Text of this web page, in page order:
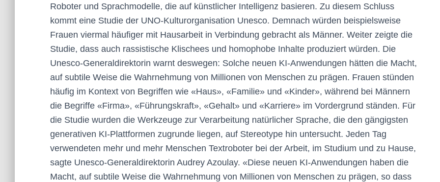
Roboter und Sprachmodelle, die auf künstlicher Intelligenz basieren. Zu diesem Schluss
kommt eine Studie der UNO-Kulturorganisation Unesco. Demnach würden beispielsweise
Frauen viermal häufiger mit Hausarbeit in Verbindung gebracht als Männer. Weiter zeigte die
Studie, dass auch rassistische Klischees und homophobe Inhalte produziert würden. Die
Unesco-Generaldirektorin warnt deswegen: Solche neuen KI-Anwendungen hätten die Macht,
auf subtile Weise die Wahrnehmung von Millionen von Menschen zu prägen. Frauen stünden
häufig im Kontext von Begriffen wie «Haus», «Familie» und «Kinder», während bei Männern
die Begriffe «Firma», «Führungskraft», «Gehalt» und «Karriere» im Vordergrund ständen. Für
die Studie wurden die Werkzeuge zur Verarbeitung natürlicher Sprache, die den gängigsten
generativen KI-Plattformen zugrunde liegen, auf Stereotype hin untersucht. Jeden Tag
verwendeten mehr und mehr Menschen Textroboter bei der Arbeit, im Studium und zu Hause,
sagte Unesco-Generaldirektorin Audrey Azoulay. «Diese neuen KI-Anwendungen haben die
Macht, auf subtile Weise die Wahrnehmung von Millionen von Menschen zu prägen, so dass